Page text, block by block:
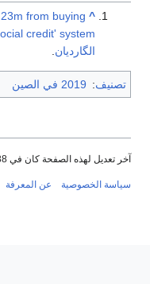
^
from buying
credit' system"
الگارديان
تصنيف: 2019 في الصين
آخر تعديل لهذه الصفحة كان في 14:38, 3 مارس 2019.
سياسة الخصوصية عن المعرفة